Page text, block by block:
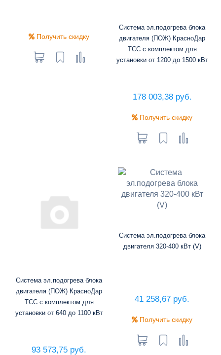
Получить скидку
Система эл.подогрева блока
двигателя (ПОЖ) КрасноДар
ТСС с комплектом для
установки от 1200 до 1500 кВт
178 003,38 руб.
Получить скидку
Система эл.подогрева блока
двигателя (ПОЖ) КрасноДар
ТСС с комплектом для
установки от 640 до 1100 кВт
93 573,75 руб.
Система эл.подогрева блока
двигателя 320-400 кВт (V)
41 258,67 руб.
Получить скидку